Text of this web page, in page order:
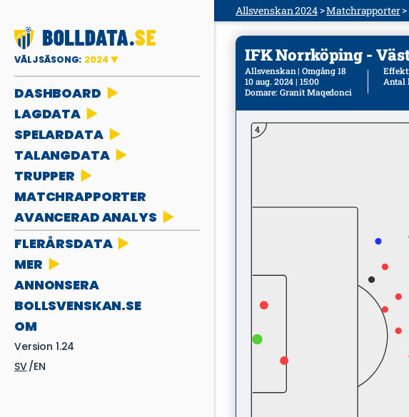
VÄLJ SÄSONG: 2024
DASHBOARD
LAGDATA
SPELARDATA
TALANGDATA
TRUPPER
MATCHRAPPORTER
AVANCERAD ANALYS
FLERÅRSDATA
MER
ANNONSERA
BOLLSVENSKAN.SE
OM
Version 1.24
SV EN
Allsvenskan 2024 Matchrapporter
IFK Norrköping -
Allsvenskan | Omgång 18
10 aug. 2024 | 15:00
Domare:Granit Maqedonci
Antal
4